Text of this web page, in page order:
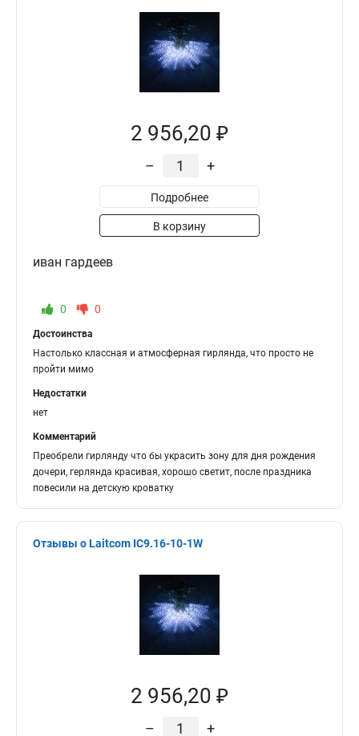
2 956,20 ₽
– +
Подробнее
В корзину
иван гардеев
0 0
Достоинства
Настолько классная и атмосферная гирлянда, что просто не
пройти мимо
Недостатки
нет
Комментарий
Преобрели гирлянду что бы украсить зону для дня рождения
дочери, герлянда красивая, хорошо светит, после праздника
повесили на детскую кроватку
Отзывы о Laitcom IC9.16-10-1W
2 956,20 ₽
– +